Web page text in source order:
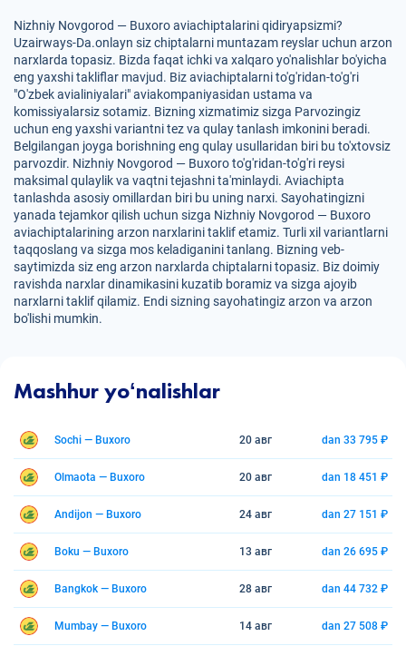
Nizhniy Novgorod — Buxoro aviachiptalarini qidiryapsizmi?
Uzairways-Da.onlayn siz chiptalarni muntazam reyslar uchun arzon
narxlarda topasiz. Bizda faqat ichki va xalqaro yo'nalishlar bo'yicha
eng yaxshi takliflar mavjud. Biz aviachiptalarni to'g'ridan-to'g'ri
"O'zbek avialiniyalari" aviakompaniyasidan ustama va
komissiyalarsiz sotamiz. Bizning xizmatimiz sizga Parvozingiz
uchun eng yaxshi variantni tez va qulay tanlash imkonini beradi.
Belgilangan joyga borishning eng qulay usullaridan biri bu to'xtovsiz
parvozdir. Nizhniy Novgorod — Buxoro to'g'ridan-to'g'ri reysi
maksimal qulaylik va vaqtni tejashni ta'minlaydi. Aviachipta
tanlashda asosiy omillardan biri bu uning narxi. Sayohatingizni
yanada tejamkor qilish uchun sizga Nizhniy Novgorod — Buxoro
aviachiptalarining arzon narxlarini taklif etamiz. Turli xil variantlarni
taqqoslang va sizga mos keladiganini tanlang. Bizning veb-
saytimizda siz eng arzon narxlarda chiptalarni topasiz. Biz doimiy
ravishda narxlar dinamikasini kuzatib boramiz va sizga ajoyib
narxlarni taklif qilamiz. Endi sizning sayohatingiz arzon va arzon
bo'lishi mumkin.
Mashhur yoʻnalishlar
Sochi — Buxoro 20 авг dan 33 795 ₽
Olmaota — Buxoro 20 авг dan 18 451 ₽
Andijon — Buxoro 24 авг dan 27 151 ₽
Boku — Buxoro 13 авг dan 26 695 ₽
Bangkok — Buxoro 28 авг dan 44 732 ₽
Mumbay — Buxoro 14 авг dan 27 508 ₽